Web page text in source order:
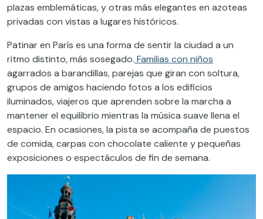
plazas emblemáticas, y otras más elegantes en azoteas
privadas con vistas a lugares históricos.
Patinar en París es una forma de sentir la ciudad a un
ritmo distinto, más sosegado. Familias con niños
agarrados a barandillas, parejas que giran con soltura,
grupos de amigos haciendo fotos a los edificios
iluminados, viajeros que aprenden sobre la marcha a
mantener el equilibrio mientras la música suave llena el
espacio. En ocasiones, la pista se acompaña de puestos
de comida, carpas con chocolate caliente y pequeñas
exposiciones o espectáculos de fin de semana.